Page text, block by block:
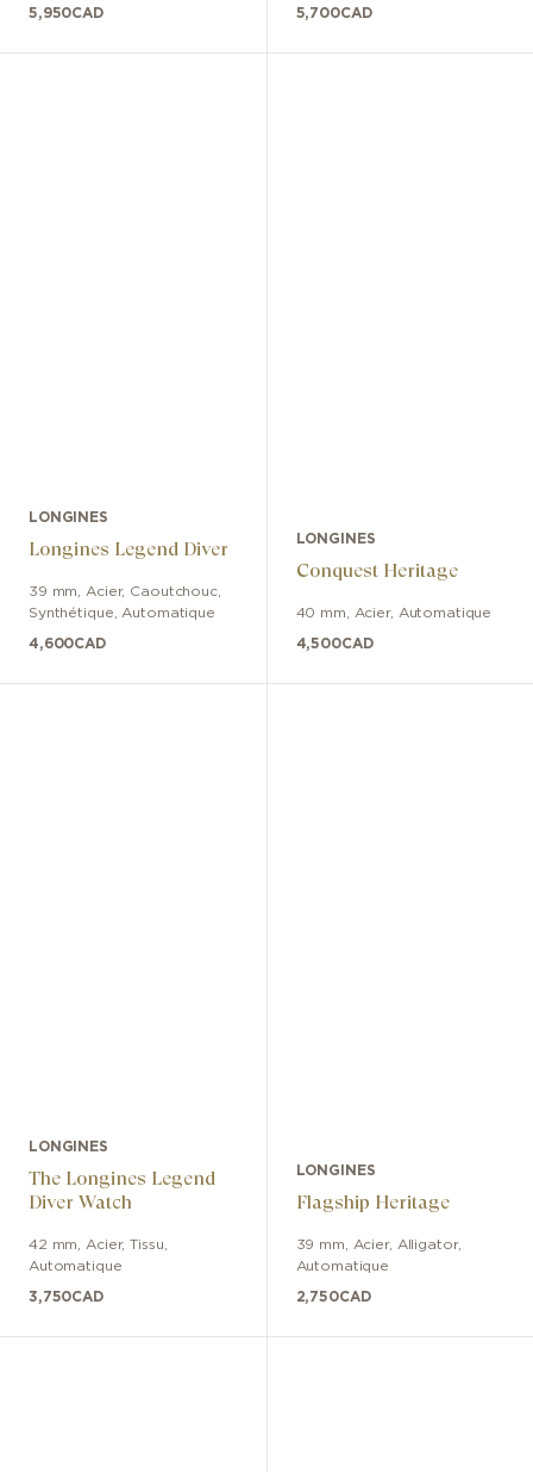
5,950CAD 5,700CAD
LONGINES
Longines Legend Diver
39 mm Acier, Caoutchouc,
Synthétique
Automatique
4,600CAD
LONGINES
Conquest Heritage
40 mm Acier, Automatique
4,500CAD
LONGINES
The Longines Legend
Diver Watch
42 mm Acier,Tissu
Automatique
3,750CAD
LONGINES
Flagship Heritage
39 mm Acier, Alligator,
Automatique
2,750CAD